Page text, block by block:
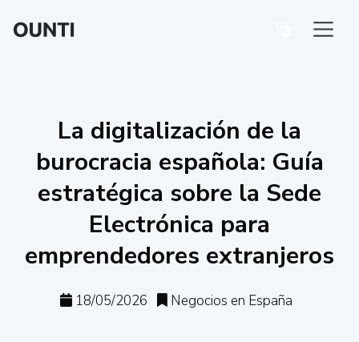
La digitalización de la
burocracia española: Guía
estratégica sobre la Sede
Electrónica para
emprendedores extranjeros
18/05/2026 Negocios en España